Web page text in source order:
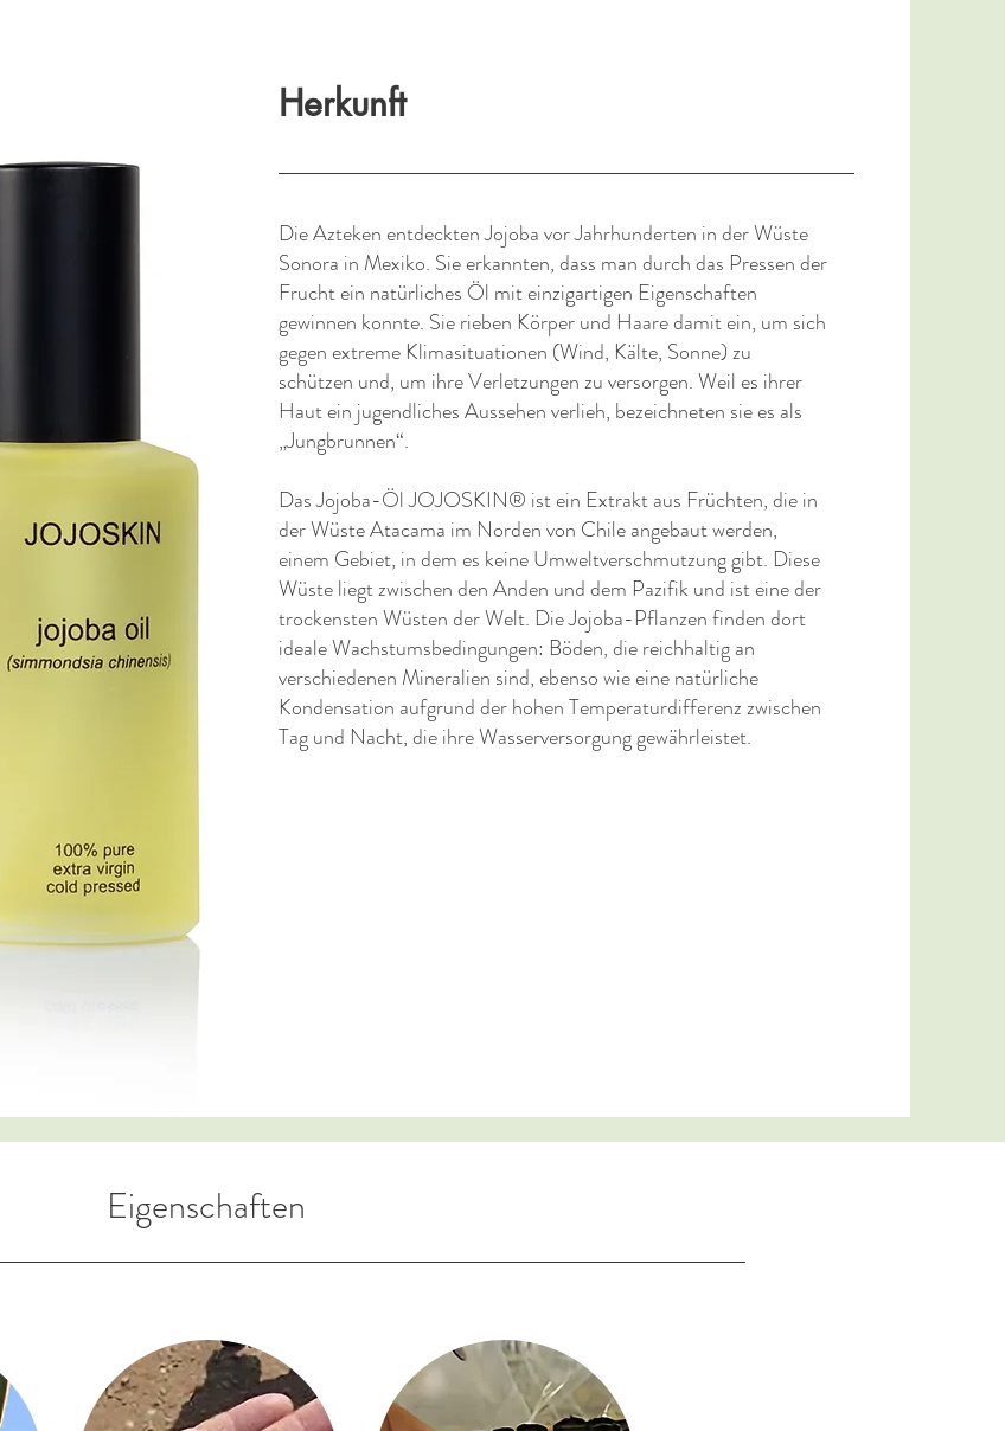
Herkunft
Die Azteken entdeckten Jojoba vor Jahrhunderten in der Wüste
Sonora in Mexiko. Sie erkannten, dass man durch das Pressen der
Frucht ein natürliches Öl mit einzigartigen Eigenschaften
gewinnen konnte. Sie rieben Körper und Haare damit ein, um sich
gegen extreme Klimasituationen (Wind, Kälte, Sonne) zu
schützen und, um ihre Verletzungen zu versorgen. Weil es ihrer
Haut ein jugendliches Aussehen verlieh, bezeichneten sie es als
„Jungbrunnen“.
Das Jojoba-Öl JOJOSKIN® ist ein Extrakt aus Früchten, die in
der Wüste Atacama im Norden von Chile angebaut werden,
einem Gebiet, in dem es keine Umweltverschmutzung gibt. Diese
Wüste liegt zwischen den Anden und dem Pazifik und ist eine der
trockensten Wüsten der Welt. Die Jojoba-Pflanzen finden dort
ideale Wachstumsbedingungen: Böden, die reichhaltig an
verschiedenen Mineralien sind, ebenso wie eine natürliche
Kondensation aufgrund der hohen Temperaturdifferenz zwischen
Tag und Nacht, die ihre Wasserversorgung gewährleistet.
Eigenschaften